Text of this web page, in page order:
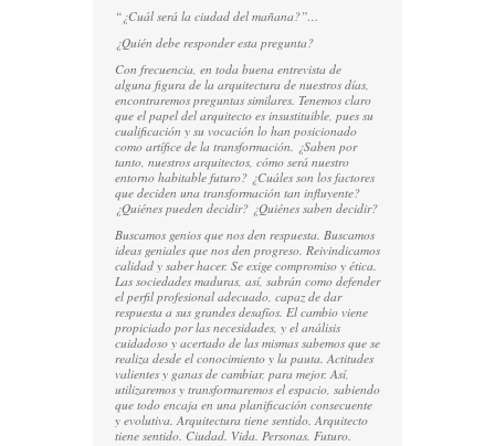
“¿Cuál será la ciudad del mañana?”…
¿Quién debe responder esta pregunta?
Con frecuencia, en toda buena entrevista de
alguna figura de la arquitectura de nuestros días,
encontraremos preguntas similares. Tenemos claro
que el papel del arquitecto es insustituible, pues su
cualificación y su vocación lo han posicionado
como artífice de la transformación. ¿Saben por
tanto, nuestros arquitectos, cómo será nuestro
entorno habitable futuro? ¿Cuáles son los factores
que deciden una transformación tan influyente?
¿Quiénes pueden decidir? ¿Quiénes saben decidir?
Buscamos genios que nos den respuesta. Buscamos
ideas geniales que nos den progreso. Reivindicamos
calidad y saber hacer. Se exige compromiso y ética.
Las sociedades maduras, así, sabrán como defender
el perfil profesional adecuado, capaz de dar
respuesta a sus grandes desafíos. El cambio viene
propiciado por las necesidades, y el análisis
cuidadoso y acertado de las mismas sabemos que se
realiza desde el conocimiento y la pauta. Actitudes
valientes y ganas de cambiar, para mejor. Así,
utilizaremos y transformaremos el espacio, sabiendo
que todo encaja en una planificación consecuente
y evolutiva. Arquitectura tiene sentido. Arquitecto
tiene sentido. Ciudad. Vida. Personas. Futuro.